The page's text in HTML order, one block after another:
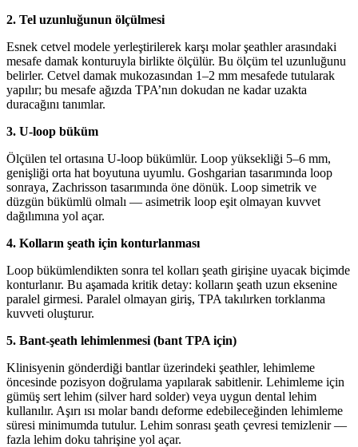
2. Tel uzunluğunun ölçülmesi
Esnek cetvel modele yerleştirilerek karşı molar şeathler arasındaki
mesafe damak konturuyla birlikte ölçülür. Bu ölçüm tel uzunluğunu
belirler. Cetvel damak mukozasından 1–2 mm mesafede tutularak
yapılır; bu mesafe ağızda TPA’nın dokudan ne kadar uzakta
duracağını tanımlar.
3. U-loop büküm
Ölçülen tel ortasına U-loop bükümlür. Loop yüksekliği 5–6 mm,
genişliği orta hat boyutuna uyumlu. Goshgarian tasarımında loop
sonraya, Zachrisson tasarımında öne dönük. Loop simetrik ve
düzgün bükümlü olmalı — asimetrik loop eşit olmayan kuvvet
dağılımına yol açar.
4. Kolların şeath için konturlanması
Loop bükümlendikten sonra tel kolları şeath girişine uyacak biçimde
konturlanır. Bu aşamada kritik detay: kolların şeath uzun eksenine
paralel girmesi. Paralel olmayan giriş, TPA takılırken torklanma
kuvveti oluşturur.
5. Bant-şeath lehimlenmesi (bant TPA için)
Klinisyenin gönderdiği bantlar üzerindeki şeathler, lehimleme
öncesinde pozisyon doğrulama yapılarak sabitlenir. Lehimleme için
gümüş sert lehim (silver hard solder) veya uygun dental lehim
kullanılır. Aşırı ısı molar bandı deforme edebileceğinden lehimleme
süresi minimumda tutulur. Lehim sonrası şeath çevresi temizlenir —
fazla lehim doku tahrişine yol açar.